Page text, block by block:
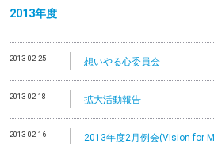
2013年度
2013-02-25 想いやる心委員会
2013-02-18 拡大活動報告
2013-02-16 2013年度2月例会(Vision for